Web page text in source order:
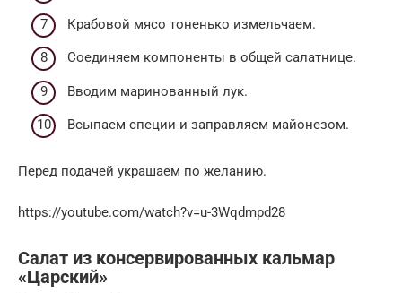
Крабовой мясо тоненько измельчаем.
Соединяем компоненты в общей салатнице.
Вводим маринованный лук.
Всыпаем специи и заправляем майонезом.
Перед подачей украшаем по желанию.
https://youtube.com/watch?v=u-3Wqdmpd28
Салат из консервированных кальмар
«Царский»